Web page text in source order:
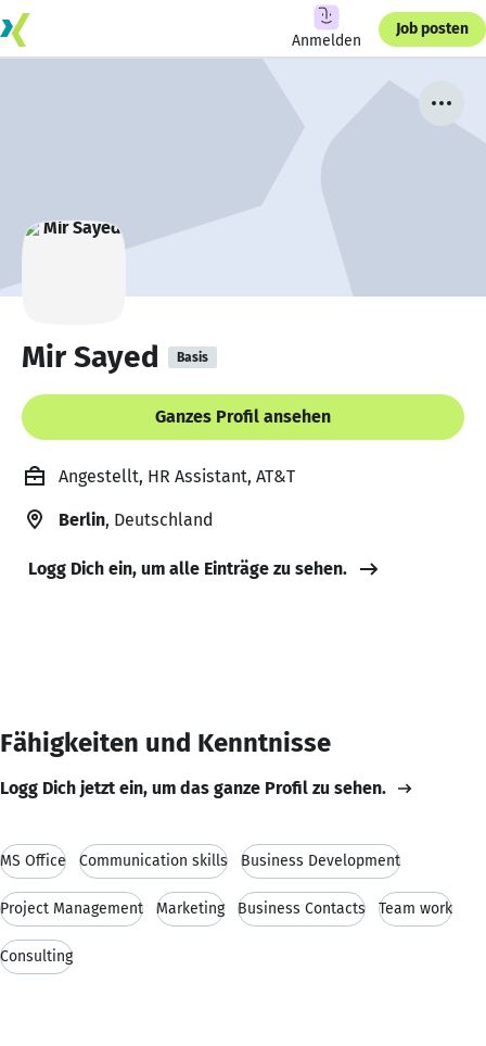
Anmelden
Job posten
Mir Sayed Basis
Ganzes Profil ansehen
Angestellt, HR Assistant, AT&T
Berlin, Deutschland
Logg Dich ein, um alle Einträge zu sehen.
Fähigkeiten und Kenntnisse
Logg Dich jetzt ein, um das ganze Profil zu sehen.
MS Office Communication skills Business Development
Project Management Marketing Business Contacts Team work
Consulting